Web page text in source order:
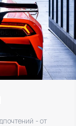
- от